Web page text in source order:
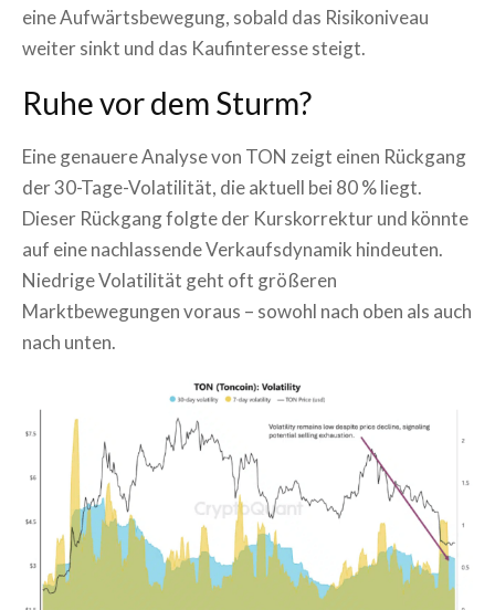
eine Aufwärtsbewegung, sobald das Risikoniveau
weiter sinkt und das Kaufinteresse steigt.
Ruhe vor dem Sturm?
Eine genauere Analyse von TON zeigt einen Rückgang
der 30-Tage-Volatilität, die aktuell bei 80 % liegt.
Dieser Rückgang folgte der Kurskorrektur und könnte
auf eine nachlassende Verkaufsdynamik hindeuten.
Niedrige Volatilität geht oft größeren
Marktbewegungen voraus – sowohl nach oben als auch
nach unten.